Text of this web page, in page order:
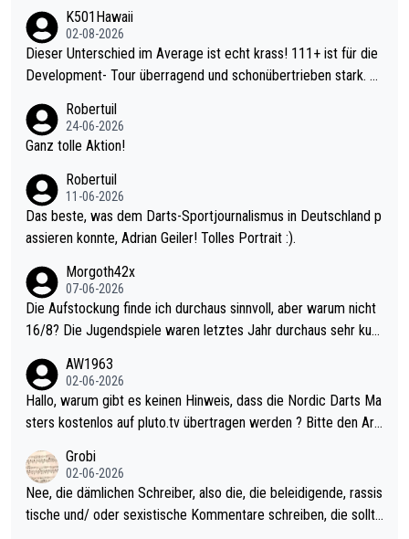
K501Hawaii
02-08-2026
Dieser Unterschied im Average ist echt krass! 111+ ist für die
Development- Tour überragend und schonübertrieben stark. U
mal 40+ erst recht. Da gewinnst keinen Blumentopf - ist ja noc
h krasser wie ein Pokalspiel eines Kreisligisten vs einem Bund
Robertuil
24-06-2026
Ganz tolle Aktion!
Robertuil
11-06-2026
Das beste, was dem Darts-Sportjournalismus in Deutschland p
assieren konnte, Adrian Geiler! Tolles Portrait :).
Morgoth42x
07-06-2026
Die Aufstockung finde ich durchaus sinnvoll, aber warum nicht
16/8? Die Jugendspiele waren letztes Jahr durchaus sehr kurz
Allerdings ist Mitchell Lawrie als Nummer 1 der Welt eh qualifi
ziert. Somit ändert die automatische Qualifikation des Weltmei
sters erstmal nichts. Ich denke sie wollen damit für nächstes J
ohl wenig WDF Turniere spielen. Dies war bei Archie Self letzt
es Jahr der Fall. Er musste als amtierender Weltmeister durch
den Qualifier und ich glaube kaum, dass Mitchel sich das (in Ve
AW1963
02-06-2026
Hallo, warum gibt es keinen Hinweis, dass die Nordic Darts Ma
sters kostenlos auf pluto.tv übertragen werden ? Bitte den Arti
Grobi
02-06-2026
Nee, die dämlichen Schreiber, also die, die beleidigende, rassis
tische und/ oder sexistische Kommentare schreiben, die sollte